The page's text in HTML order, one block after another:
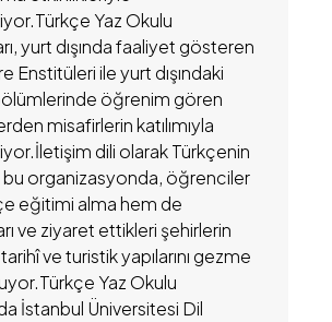
Yaz Okulu
yurt dışında faaliyet gösteren
Enstitüleri ile yurt dışındaki
öğrenim gören
misafirlerin katılımıyla
dili olarak Türkçenin
bu organizasyonda, öğrenciler
eğitimi alma hem de
ve ziyaret ettikleri şehirlerin
ve turistik yapılarını gezme
Yaz Okulu
İstanbul Üniversitesi Dil